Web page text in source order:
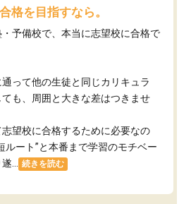
格を目指すなら。
予備校で、本当に志望校に合格で
って他の生徒と同じカリキュラ
も、周囲と大きな差はつきませ
望校に合格するために必要なの
ルート”と本番まで学習のモチベー
...
続きを読む